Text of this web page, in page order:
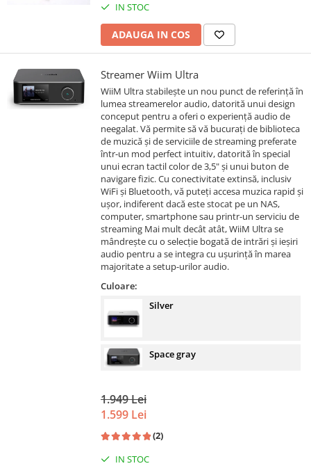
IN STOC
ADAUGA IN COS
Streamer Wiim Ultra
WiiM Ultra stabilește un nou punct de referință în
lumea streamerelor audio, datorită unui design
conceput pentru a oferi o experiență audio de
neegalat. Vă permite să vă bucurați de biblioteca
de muzică și de serviciile de streaming preferate
într-un mod perfect intuitiv, datorită în special
unui ecran tactil color de 3,5" și unui buton de
navigare fizic. Cu conectivitate extinsă, inclusiv
WiFi și Bluetooth, vă puteți accesa muzica rapid și
ușor, indiferent dacă este stocat pe un NAS,
computer, smartphone sau printr-un serviciu de
streaming Mai mult decât atât, WiiM Ultra se
mândrește cu o selecție bogată de intrări și ieșiri
audio pentru a se integra cu ușurință în marea
majoritate a setup-urilor audio.
Culoare:
Silver
Space gray
1.949 Lei
1.599 Lei
(2)
IN STOC